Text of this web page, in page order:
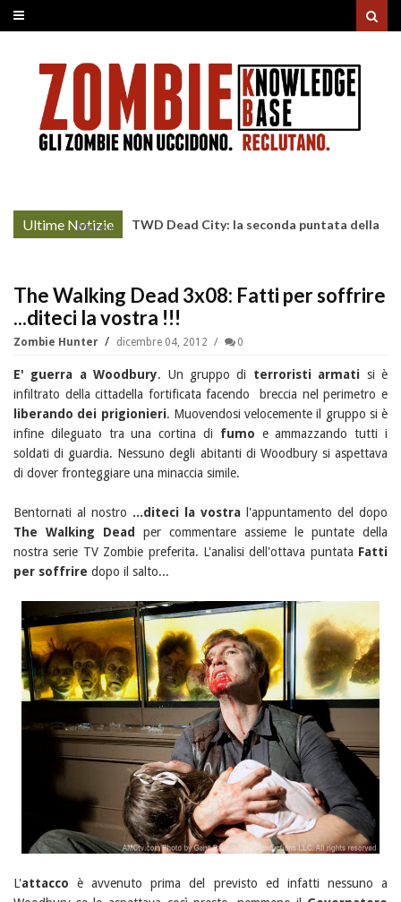
Ultime Notizie
More »
TWD Dead City: la seconda puntata della
The Walking Dead 3x08: Fatti per soffrire
...diteci la vostra !!!
Zombie Hunter dicembre 04, 2012 0
E' guerra a Woodbury. Un gruppo di terroristi armati si è
infiltrato della cittadella fortificata facendo breccia nel perimetro e
liberando dei prigionieri. Muovendosi velocemente il gruppo si è
infine dileguato tra una cortina di fumo e ammazzando tutti i
soldati di guardia. Nessuno degli abitanti di Woodbury si aspettava
di dover fronteggiare una minaccia simile.
Bentornati al nostro ...diteci la vostra l'appuntamento del dopo
The Walking Dead
per commentare assieme le puntate della
nostra serie TV Zombie preferita. L'analisi dell'ottava puntata Fatti
per soffrire dopo il salto...
L'attaccoè avvenuto prima del previsto ed infatti nessuno a